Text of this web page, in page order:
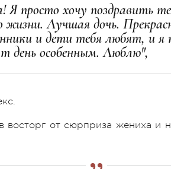
просто хочу поздравить
жизни. Лучшая дочь.
и дети тебя любят, и
день особенным. Люблю",
от сюрприза жениха и